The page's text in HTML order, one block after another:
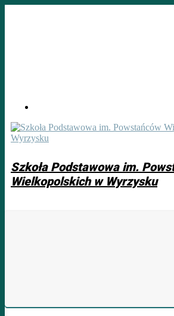
Szkoła Podstawowa im.
Wielkopolskich w Wyrzysku